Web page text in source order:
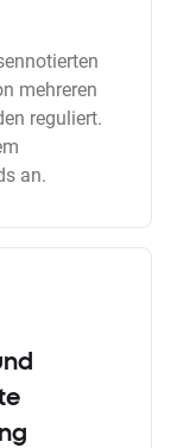
mehreren
reguliert.
an.